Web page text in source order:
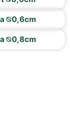
⦰0,6cm
⦰0,8cm